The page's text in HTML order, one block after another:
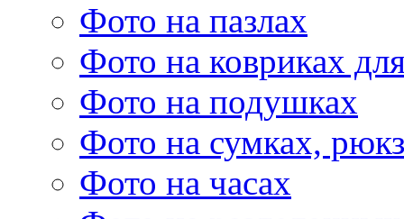
Фото на пазлах
Фото на ковриках
Фото на подушках
Фото на сумках,
Фото на часах